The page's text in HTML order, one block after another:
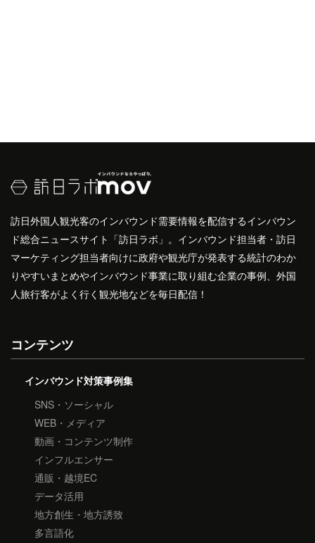
訪日外国人観光客のインバウンド需要情報を配信するインバウン
ド総合ニュースサイト「訪日ラボ」。インバウンド担当者・訪日
マーケティング担当者向けに政府や観光庁が発表する統計のわか
りやすいまとめやインバウンド事業に取り組む企業の事例、外国
人旅行客がよく行く観光地などを毎日配信！
コンテンツ
インバウンド対策事例集
SNS・ソーシャル
WEB・メディア
動画・コンテンツ制作
インフルエンサー
通販・越境EC
データ活用
地方創生・地方誘致
多言語化